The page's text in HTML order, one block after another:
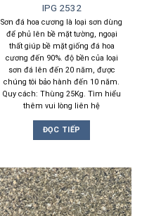
IPG 2532
Sơn đá hoa cương là loại sơn dùng
để phủ lên bề mặt tường, ngoại
thất giúp bề mặt giống đá hoa
cương đến 90%. độ bền của loại
sơn đá lên đến 20 năm, được
chúng tôi bảo hành đến 10 năm.
Quy cách: Thùng 25Kg. Tìm hiểu
thêm vui lòng liên hệ
ĐỌC TIẾP